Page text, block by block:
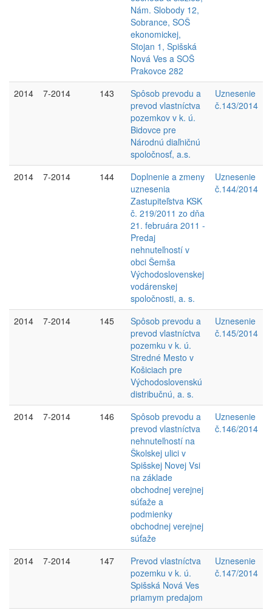
Nám. Slobody 12,
Sobrance, SOŠ
ekonomickej,
Stojan 1, Spišská
Nová Ves a SOŠ
Prakovce 282
2014 7-2014 143
Spôsob prevodu a
prevod vlastníctva
pozemkov v k. ú.
Bidovce pre
Národnú diaľničnú
spoločnosť, a.s.
Uznesenie
č.143/2014
2014 7-2014 144
Doplnenie a zmeny
uznesenia
Zastupiteľstva KSK
č. 219/2011 zo dňa
21. februára 2011 -
Predaj
nehnuteľností v
obci Šemša
Východoslovenskej
vodárenskej
spoločnosti, a. s.
Uznesenie
č.144/2014
2014 7-2014 145
Spôsob prevodu a
prevod vlastníctva
pozemku v k. ú.
Stredné Mesto v
Košiciach pre
Východoslovenskú
distribučnú, a. s.
Uznesenie
č.145/2014
2014 7-2014 146
Spôsob prevodu a
prevod vlastníctva
nehnuteľností na
Školskej ulici v
Spišskej Novej Vsi
na základe
obchodnej verejnej
súťaže a
podmienky
obchodnej verejnej
súťaže
Uznesenie
č.146/2014
2014 7-2014 147
Prevod vlastníctva
pozemku v k. ú.
Spišská Nová Ves
priamym predajom
Uznesenie
č.147/2014